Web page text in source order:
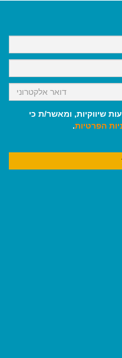
k
שיווקיות, ומאשר/ת כי
הפרטיות.